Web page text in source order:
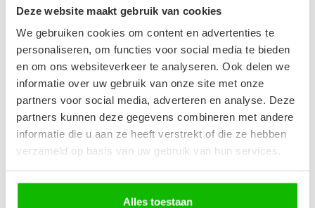
Deze website maakt gebruik van cookies
We gebruiken cookies om content en advertenties te
personaliseren, om functies voor social media te bieden
en om ons websiteverkeer te analyseren. Ook delen we
informatie over uw gebruik van onze site met onze
partners voor social media, adverteren en analyse. Deze
partners kunnen deze gegevens combineren met andere
informatie die u aan ze heeft verstrekt of die ze hebben
verzameld op basis van uw gebruik van hun services.
Alles toestaan
Afvoerplug groot - mat
zwart - met overloop
Op voorraad
Wastafelkraan Pentos - mat
zwart
Op voorraad
€99,95
€79,95
Recent bekeken